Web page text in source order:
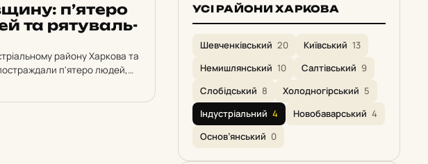
п’ятеро
та ря­ту­валь­
району Харкова та
п'ятеро людей,
УСІ РАЙОНИ ХАРКОВА
Шевченківський 20 Київський 13
Немишлянський 10 Салтівський 9
Слобідський 8 Холодногірський 5
Індустріальний 4 Новобаварський 4
Основ’янський 0